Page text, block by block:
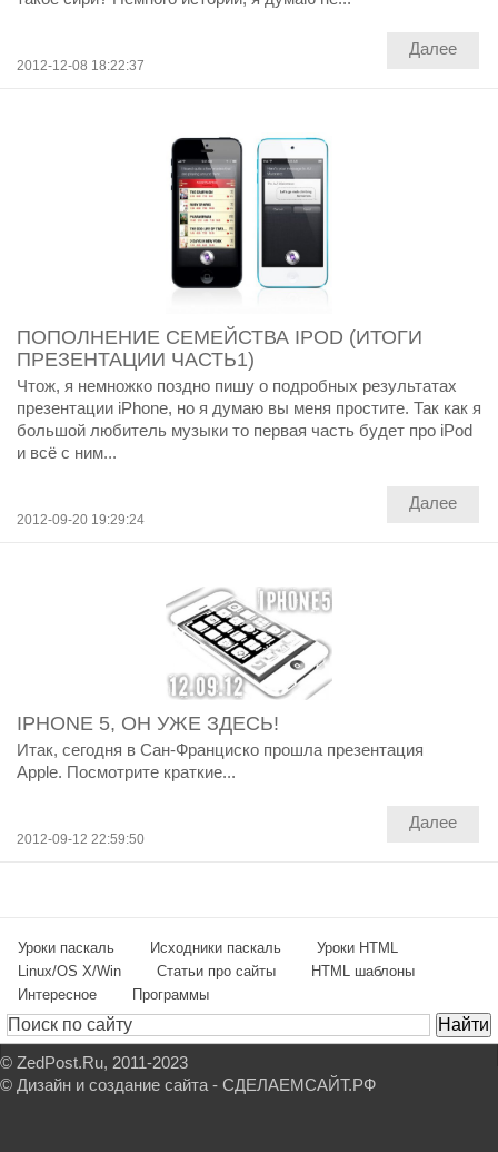
2012-12-08 18:22:37
Далее
ПОПОЛНЕНИЕ СЕМЕЙСТВА IPOD (ИТОГИ
ПРЕЗЕНТАЦИИ ЧАСТЬ1)
Чтож, я немножко поздно пишу о подробных результатах
презентации iPhone, но я думаю вы меня простите. Так как я
большой любитель музыки то первая часть будет про iPod
и всё с ним...
2012-09-20 19:29:24
Далее
IPHONE 5, ОН УЖЕ ЗДЕСЬ!
Итак, сегодня в Сан-Франциско прошла презентация
Apple. Посмотрите краткие...
2012-09-12 22:59:50
Далее
Уроки паскаль Исходники паскаль
Уроки HTML
Linux/OS X/Win
Статьи про сайты
HTML шаблоны
Интересное
Программы
© ZedPost.Ru, 2011-2023
© Дизайн и создание сайта - СДЕЛАЕМСАЙТ.РФ